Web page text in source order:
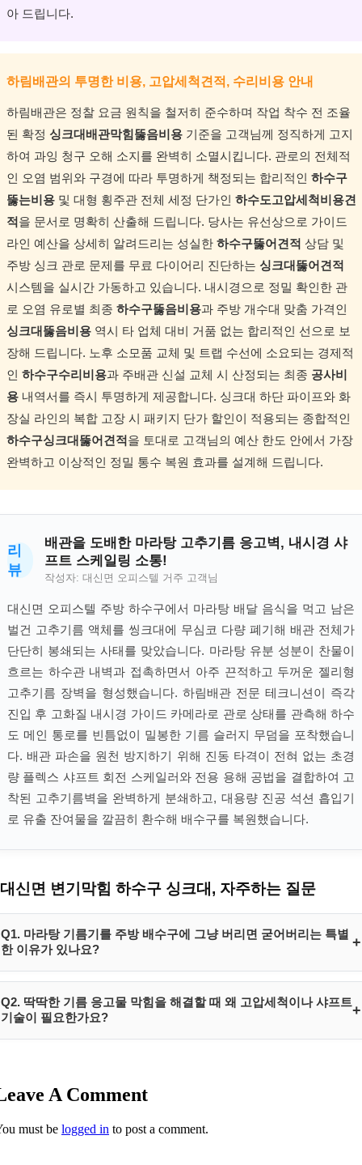
아 드립니다.
하림배관의 투명한 비용, 고압세척견적, 수리비용 안내
하림배관은 정찰 요금 원칙을 철저히 준수하며 작업 착수 전 조율
된 확정 싱크대배관막힘뚫음비용기준을 고객님께 정직하게 고지
하여 과잉 청구 오해 소지를 완벽히 소멸시킵니다. 관로의 전체적
인 오염 범위와 구경에 따라 투명하게 책정되는 합리적인 하수구
뚫는비용및 대형 횡주관 전체 세정 단가인 하수도고압세척비용견
적 을 문서로 명확히 산출해 드립니다. 당사는 유선상으로 가이드
라인 예산을 상세히 알려드리는 성실한 하수구뚫어견적 상담 및
주방 싱크 관로 문제를 무료 다이어리 진단하는 싱크대뚫어견적
시스템을 실시간 가동하고 있습니다. 내시경으로 정밀 확인한 관
로 오염 유로별 최종 하수구뚫음비용과 주방 개수대 맞춤 가격인
싱크대뚫음비용역시 타 업체 대비 거품 없는 합리적인 선으로 보
장해 드립니다. 노후 소모품 교체 및 트랩 수선에 소요되는 경제적
인 하수구수리비용과 주배관 신설 교체 시 산정되는 최종 공사비
용내역서를 즉시 투명하게 제공합니다. 싱크대 하단 파이프와 화
장실 라인의 복합 고장 시 패키지 단가 할인이 적용되는 종합적인
하수구싱크대뚫어견적 을 토대로 고객님의 예산 한도 안에서 가장
완벽하고 이상적인 정밀 통수 복원 효과를 설계해 드립니다.
리
뷰
배관을 도배한 마라탕 고추기름 응고벽, 내시경 샤
프트 스케일링 소통!
작성자: 대신면 오피스텔 거주 고객님
대신면 오피스텔 주방 하수구에서 마라탕 배달 음식을 먹고 남은
벌건 고추기름 액체를 씽크대에 무심코 다량 폐기해 배관 전체가
단단히 봉쇄되는 사태를 맞았습니다. 마라탕 유분 성분이 찬물이
흐르는 하수관 내벽과 접촉하면서 아주 끈적하고 두꺼운 젤리형
고추기름 장벽을 형성했습니다. 하림배관 전문 테크니션이 즉각
진입 후 고화질 내시경 가이드 카메라로 관로 상태를 관측해 하수
도 메인 통로를 빈틈없이 밀봉한 기름 슬러지 무덤을 포착했습니
다. 배관 파손을 원천 방지하기 위해 진동 타격이 전혀 없는 초경
량 플렉스 샤프트 회전 스케일러와 전용 용해 공법을 결합하여 고
착된 고추기름벽을 완벽하게 분쇄하고, 대용량 진공 석션 흡입기
로 유출 잔여물을 깔끔히 환수해 배수구를 복원했습니다.
대신면 변기막힘 하수구 싱크대, 자주하는 질문
Q1. 마라탕 기름기를 주방 배수구에 그냥 버리면 굳어버리는 특별
한 이유가 있나요?
+
유분입니다. 뜨거운 국물 상태에서는 액체처럼 흘러내리지만 찬 지하수
가 통과하는 바닥 매립 관로에 안착하면 순식간에 응고점을 지나 단단한
Q2. 딱딱한 기름 응고물 막힘을 해결할 때 왜 고압세척이나 샤프트
기술이 필요한가요?
+
니다. 하림배관이 보유한 플렉스 샤프트 공법은 고속 회전 커터 체인을
리해 주기 때문에 관로 재생 효과가 탁월합니다.
A Comment
must be logged in to post a comment.